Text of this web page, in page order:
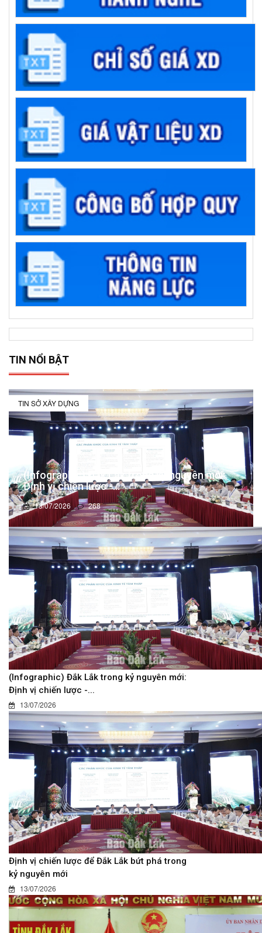
TIN NỔI BẬT
TIN SỞ XÂY DỰNG
(Infographic) Đắk Lắk trong kỷ nguyên mới:
Định vị chiến lược -...
13/07/2026 268
(Infographic) Đắk Lắk trong kỷ nguyên mới:
Định vị chiến lược -...
13/07/2026
Định vị chiến lược để Đắk Lắk bứt phá trong
kỷ nguyên mới
13/07/2026